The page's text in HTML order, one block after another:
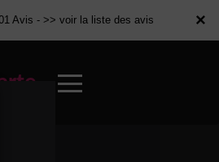
×
Avis - >> voir la liste des avis ×